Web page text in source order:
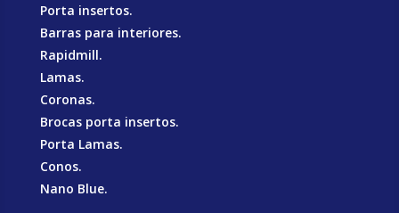
Porta insertos.
Barras para interiores.
Rapidmill.
Lamas.
Coronas.
Brocas porta insertos.
Porta Lamas.
Conos.
Nano Blue.